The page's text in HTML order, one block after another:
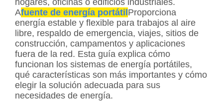
Afuente de energía portátilProporciona
energía estable y flexible para trabajos al aire
libre, respaldo de emergencia, viajes, sitios de
construcción, campamentos y aplicaciones
fuera de la red. Esta guía explica cómo
funcionan los sistemas de energía portátiles,
qué características son más importantes y cómo
elegir la solución adecuada para sus
necesidades de energía.